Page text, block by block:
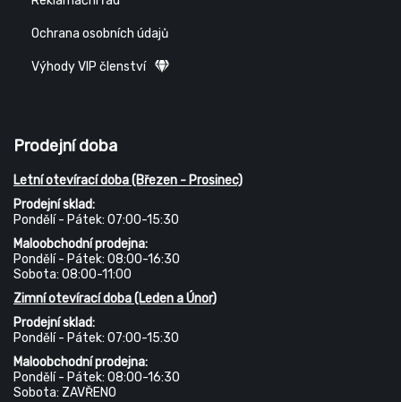
Ochrana osobních údajů
Výhody VIP členství
Prodejní doba
Letní otevírací doba (Březen - Prosinec)
Prodejní sklad:
Pondělí - Pátek: 07:00-15:30
Maloobchodní prodejna:
Pondělí - Pátek: 08:00-16:30
Sobota: 08:00-11:00
Zimní otevírací doba (Leden a Únor)
Prodejní sklad:
Pondělí - Pátek: 07:00-15:30
Maloobchodní prodejna:
Pondělí - Pátek: 08:00-16:30
Sobota: ZAVŘENO